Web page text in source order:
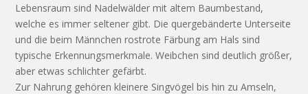
Lebensraum sind Nadelwälder mit altem Baumbestand,
welche es immer seltener gibt. Die quergebänderte Unterseite
und die beim Männchen rostrote Färbung am Hals sind
typische Erkennungsmerkmale. Weibchen sind deutlich größer,
aber etwas schlichter gefärbt.
Zur Nahrung gehören kleinere Singvögel bis hin zu Amseln,